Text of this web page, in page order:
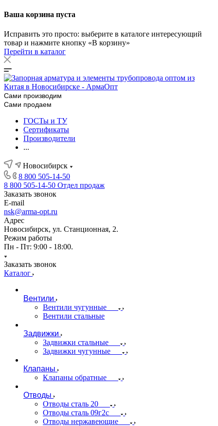
Ваша корзина пуста
Исправить это просто: выберите в каталоге интересующий
товар и нажмите кнопку «В корзину»
Перейти в каталог
Сами производим
Сами продаем
ГОСТы и ТУ
Сертификаты
Производители
...
Новосибирск
8 800 505-14-50
8 800 505-14-50 Отдел продаж
Заказать звонок
E-mail
nsk@arma-opt.ru
Адрес
Новосибирск, ул. Станционная, 2.
Режим работы
Пн - Пт: 9:00 - 18:00.
Заказать звонок
Каталог
Вентили
Вентили чугунные
Вентили стальные
Задвижки
Задвижки стальные
Задвижки чугунные
Клапаны
Клапаны обратные
Отводы
Отводы сталь 20
Отводы сталь 09г2с
Отводы нержавеющие